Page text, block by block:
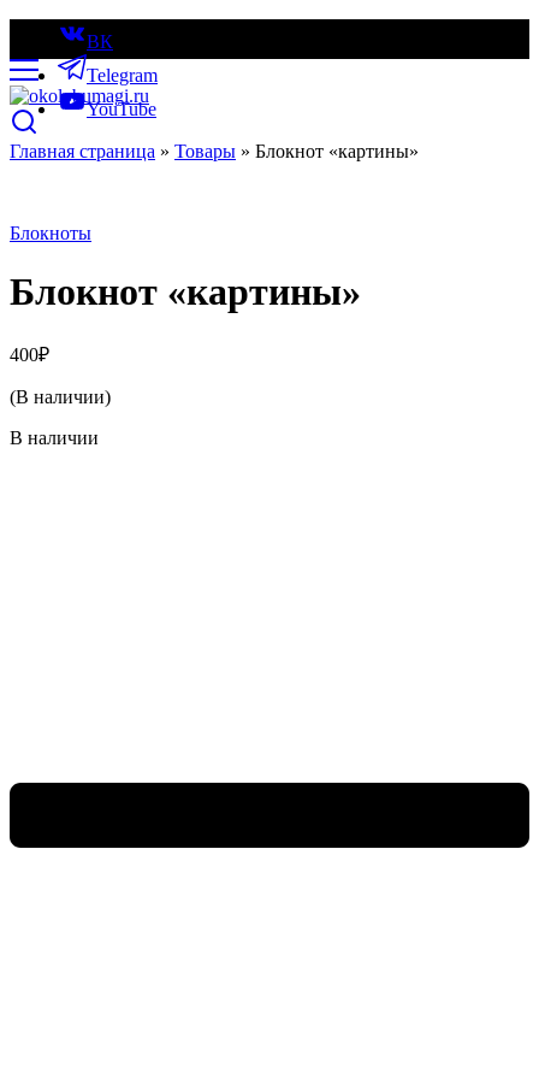
ВК
Telegram
YouTube
Главная страница » Товары » Блокнот «картины»
Блокноты
Блокнот «картины»
400₽
(В наличии)
В наличии